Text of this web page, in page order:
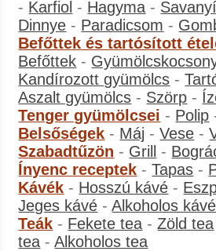
- Karfiol - Hagyma -
Dinnye - Paradicsom -
Befőttek és tartósított
Befőttek -
Kandírozott gyümölcs -
Aszalt gyümölcs - Szörp -
Tenger gyümölcsei - Polip
Belsőségek - Máj -Vese -
Szabadtűzön - Grill -
Ínyenc receptek -Tapas -
Kávék - Hosszú kávé -
Jeges kávé -Alkoholos kávé
Teák - Fekete tea -Zöld tea
tea -Alkoholos tea